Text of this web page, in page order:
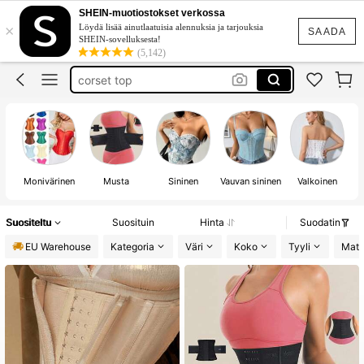
SAADA
×
SHEIN-muotiostokset verkossa
Löydä lisää ainutlaatuisia alennuksia ja tarjouksia
SHEIN-sovelluksesta!
(5,142)
corset
korsetti
corset top
waist trainer
corset
Monivärinen Musta Sininen Vauvan sininen Valkoinen
Suositeltu Suosituin Hinta
Suodatin
EU Warehouse
Kategoria Väri Koko Tyyli